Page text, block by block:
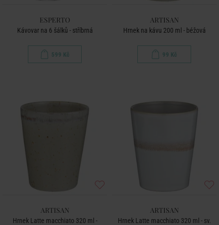
ESPERTO
Kávovar na 6 šálků - stříbrná
599 Kč
ARTISAN
Hrnek na kávu 200 ml - béžová
99 Kč
ARTISAN
Hrnek Latte macchiato 320 ml -
ARTISAN
Hrnek Latte macchiato 320 ml - sv.